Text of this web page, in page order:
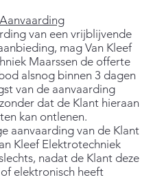
van een vrijblijvende
mag Van Kleef
Maarssen de offerte
alsnog binnen 3 dagen
van de aanvaarding
dat de Klant hieraan
kan ontlenen.
aanvaarding van de Klant
Kleef Elektrotechniek
nadat de Klant deze
elektronisch heeft